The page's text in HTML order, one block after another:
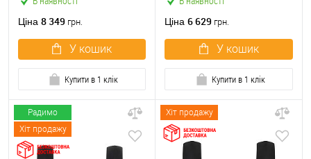
Ціна 8 349 грн.
У кошик
Купити в 1 клік
Ціна 6 629 грн.
У кошик
Купити в 1 клік
Радимо
Хіт продажу
Хіт продажу